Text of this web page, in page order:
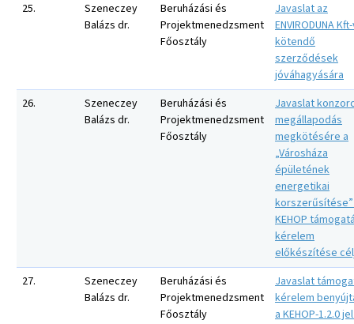
25.
Szeneczey
Balázs dr.
Beruházási és
Projektmenedzsment
Főosztály
Javaslat az
ENVIRODUNA
kötendő
szerződések
jóváhagyására
26.
Szeneczey
Balázs dr.
Beruházási és
Projektmenedzsment
Főosztály
Javaslat
megállapodás
megkötésére a
„Városháza
épületének
energetikai
KEHOP
kérelem
előkészítése
27.
Szeneczey
Balázs dr.
Beruházási és
Projektmenedzsment
Főosztály
Javaslat
kérelem
a KEHOP-1.2.0